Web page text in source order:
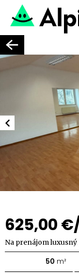
625,00
Na prenájom
50 m²